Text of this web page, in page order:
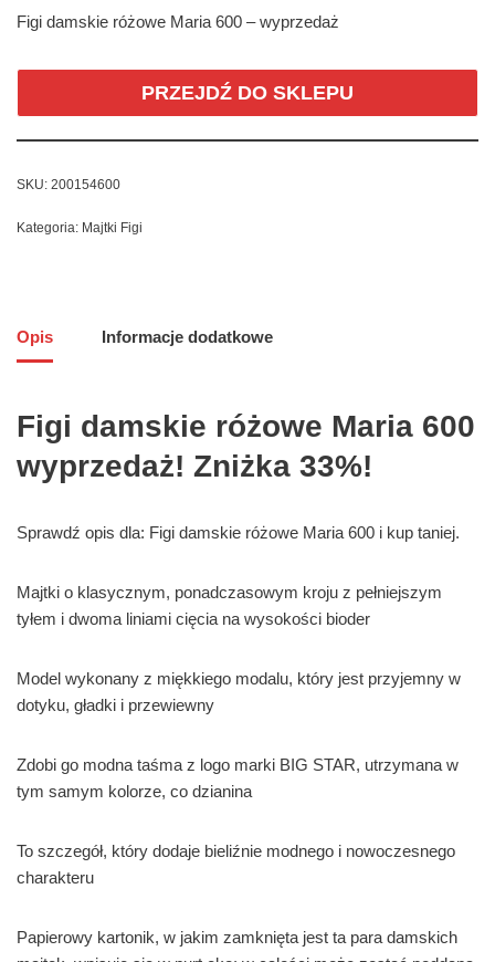
Figi damskie różowe Maria 600 – wyprzedaż
PRZEJDŹ DO SKLEPU
SKU: 200154600
Kategoria: Majtki Figi
Opis Informacje dodatkowe
Figi damskie różowe Maria 600
wyprzedaż! Zniżka 33%!
Sprawdź opis dla: Figi damskie różowe Maria 600 i kup taniej.
Majtki o klasycznym, ponadczasowym kroju z pełniejszym
tyłem i dwoma liniami cięcia na wysokości bioder
Model wykonany z miękkiego modalu, który jest przyjemny w
dotyku, gładki i przewiewny
Zdobi go modna taśma z logo marki BIG STAR, utrzymana w
tym samym kolorze, co dzianina
To szczegół, który dodaje bieliźnie modnego i nowoczesnego
charakteru
Papierowy kartonik, w jakim zamknięta jest ta para damskich